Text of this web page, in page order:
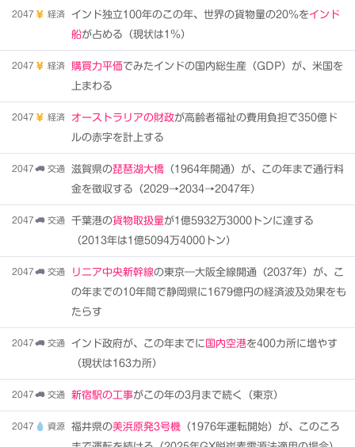
2047 経済 インド独立100年のこの年、世界の貨物量の20％をインド
船が占める（現状は1％）
2047 経済 購買力平価でみたインドの国内総生産（GDP）が、米国を
上まわる
2047 経済 オーストラリアの財政が高齢者福祉の費用負担で350億ド
ルの赤字を計上する
2047 交通 滋賀県の琵琶湖大橋 （1964年開通）が、この年まで通行料
金を徴収する（2029→2034→2047年）
2047 交通 千葉港の貨物取扱量が1億5932万3000トンに達する
（2013年は1億5094万4000トン）
2047 交通 リニア中央新幹線の東京―大阪全線開通（2037年）が、こ
の年までの10年間で静岡県に1679億円の経済波及効果をも
たらす
2047 交通 インド政府が、この年までに 国内空港を400カ所に増やす
（現状は163カ所）
2047 交通 新宿駅の工事がこの年の3月まで続く（東京）
2047 資源 福井県の美浜原発3号機 （1976年運転開始）が、このころ